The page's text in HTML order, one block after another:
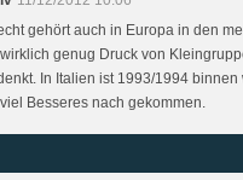
gehört auch in Europa in den
genug Druck von
In Italien ist 1993/1994
Besseres nach gekommen.